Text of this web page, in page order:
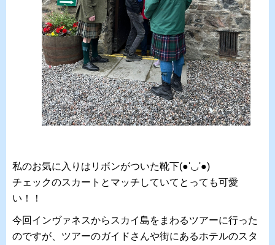
私のお気に入りはリボンがついた靴下(●'◡'●)
チェックのスカートとマッチしていてとっても可愛
い！！
今回インヴァネスからスカイ島をまわるツアーに行った
のですが、ツアーのガイドさんや街にあるホテルのスタ